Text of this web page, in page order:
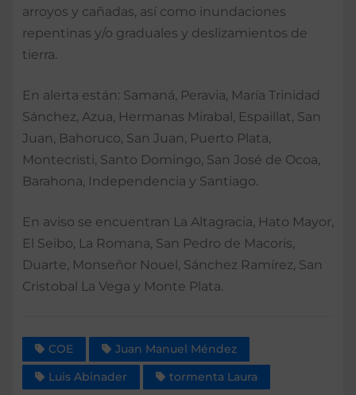
arroyos y cañadas, así como inundaciones
repentinas y/o graduales y deslizamientos de
tierra.
En alerta están: Samaná, Peravia, María Trinidad
Sánchez, Azua, Hermanas Mirabal, Espaillat, San
Juan, Bahoruco, San Juan, Puerto Plata,
Montecristi, Santo Domingo, San José de Ocoa,
Barahona, Independencia y Santiago.
En aviso se encuentran La Altagracia, Hato Mayor,
El Seibo, La Romana, San Pedro de Macoris,
Duarte, Monseñor Nouel, Sánchez Ramírez, San
Cristobal La Vega y Monte Plata.
COE
Juan Manuel Méndez
Luis Abinader
tormenta Laura